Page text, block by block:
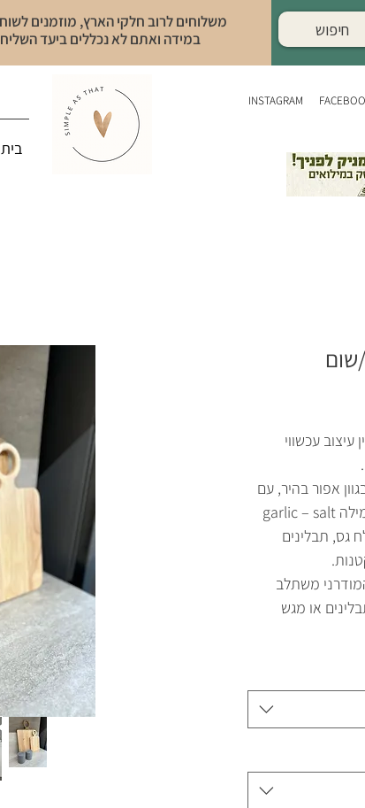
משלוחים לרוב חלקי הארץ, מוזמנים
במידה ואתם לא נכללים ביעד
בית
INSTAGRAM
שום
עכשווי
אפור בהיר, עם
מכסה תואם וחריטת המילה garlic – salt
גס, תבלינים
משתלב
או מגש